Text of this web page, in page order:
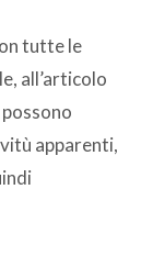
tutte le
all’articolo
apparenti,